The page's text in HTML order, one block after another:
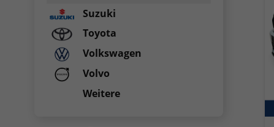
Suzuki
Toyota
Volkswagen
Volvo
Weitere